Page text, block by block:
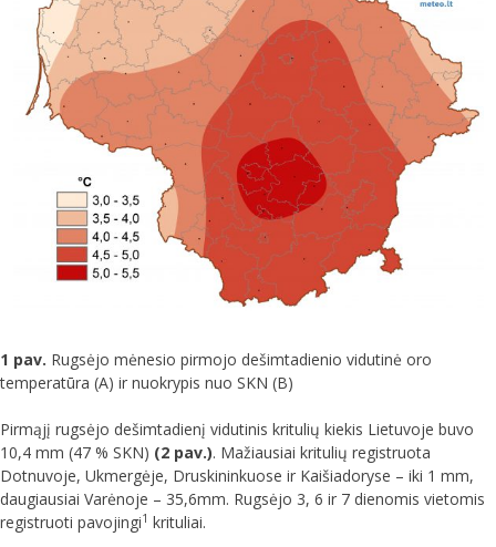
1 pav. Rugsėjo mėnesio pirmojo dešimtadienio vidutinė oro
temperatūra (A) ir nuokrypis nuo SKN (B)
Pirmąjį rugsėjo dešimtadienį vidutinis kritulių kiekis Lietuvoje buvo
10,4 mm (47 % SKN) (2 pav.). Mažiausiai kritulių registruota
Dotnuvoje, Ukmergėje, Druskininkuose ir Kaišiadoryse – iki 1 mm,
daugiausiai Varėnoje – 35,6mm. Rugsėjo 3, 6 ir 7 dienomis vietomis
registruoti pavojingi1 krituliai.